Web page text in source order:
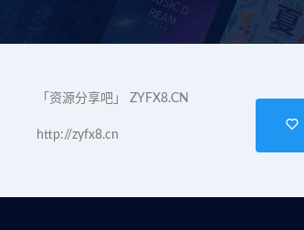
「资源分享吧」 ZYFX8.CN
http://zyfx8.cn